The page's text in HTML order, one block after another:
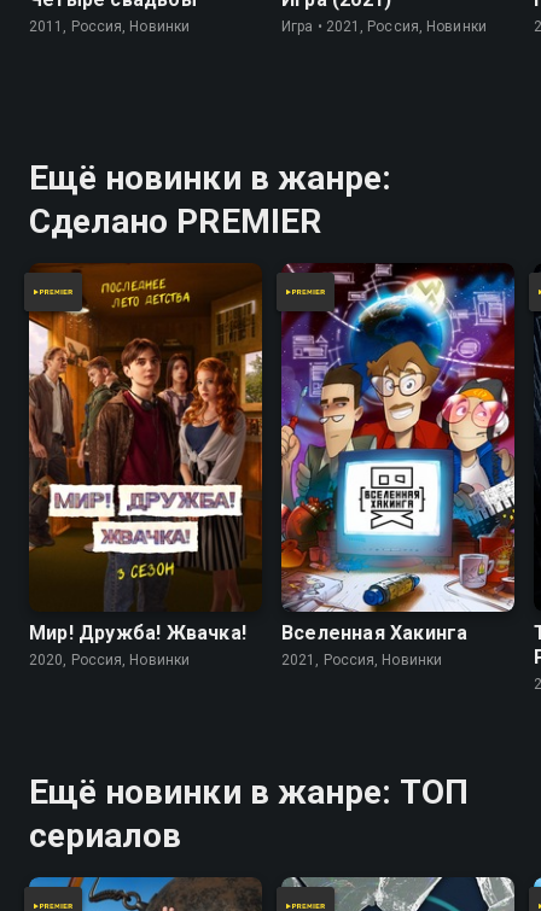
2011, Россия, Новинки Игра • 2021, Россия, Новинки
Ещё новинки в жанре:
Сделано PREMIER
Мир! Дружба! Жвачка!
2020, Россия, Новинки
Вселенная Хакинга
2021, Россия, Новинки
Ещё новинки в жанре: ТОП
сериалов